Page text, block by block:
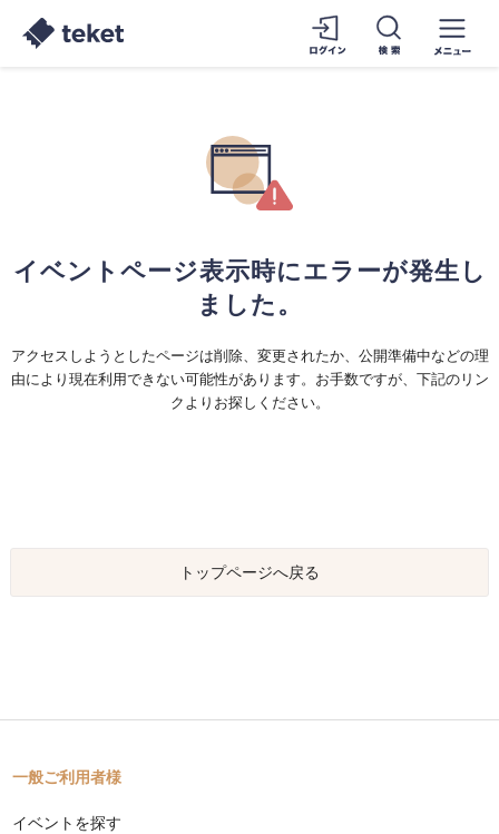
イベントページ表示時にエラーが発生し
ました。
アクセスしようとしたページは削除、変更されたか、公開準備中などの理
由により現在利用できない可能性があります。お手数ですが、下記のリン
クよりお探しください。
トップページへ戻る
一般ご利用者様
イベントを探す